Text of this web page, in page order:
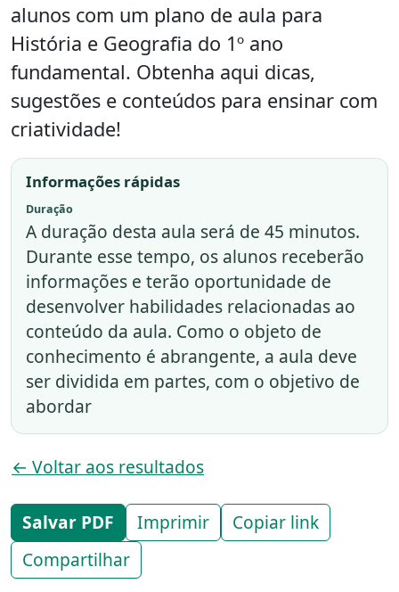
alunos com um plano de aula para
História e Geografia do 1º ano
fundamental. Obtenha aqui dicas,
sugestões e conteúdos para ensinar com
criatividade!
Informações rápidas
Duração
A duração desta aula será de 45 minutos.
Durante esse tempo, os alunos receberão
informações e terão oportunidade de
desenvolver habilidades relacionadas ao
conteúdo da aula. Como o objeto de
conhecimento é abrangente, a aula deve
ser dividida em partes, com o objetivo de
abordar
← Voltar aos resultados
Salvar PDF Imprimir
Copiar link
Compartilhar